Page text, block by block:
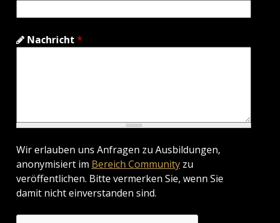
Nachricht *
Wir erlauben uns Anfragen zu Ausbildungen,
anonymisiert im Bereich Communityzu
veröffentlichen. Bitte vermerken Sie, wenn Sie
damit nicht einverstanden sind.